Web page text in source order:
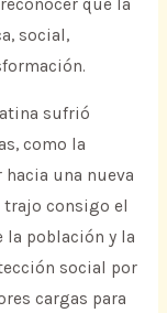
que la
social,
sufrió
como la
una nueva
consigo el
la población y la
social por
cargas para